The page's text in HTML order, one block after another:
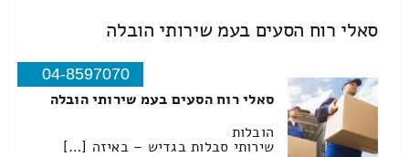
סאלי רוח הסעים בעמ שירותי הובלה
04-8597070
סאלי רוח הסעים בעמ שירותי הובלה
הובלות
שירותי סבלות בגדיש – באיזה […]